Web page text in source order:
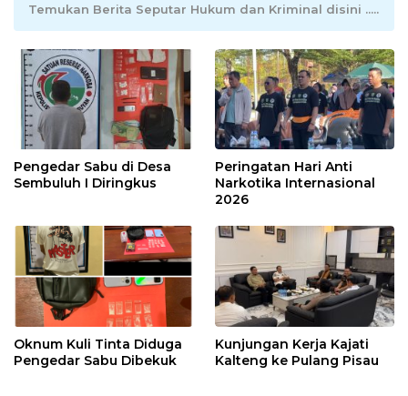
Temukan Berita Seputar Hukum dan Kriminal disini .....
Pengedar Sabu di Desa
Sembuluh I Diringkus
Peringatan Hari Anti
Narkotika Internasional
2026
Oknum Kuli Tinta Diduga
Pengedar Sabu Dibekuk
Kunjungan Kerja Kajati
Kalteng ke Pulang Pisau